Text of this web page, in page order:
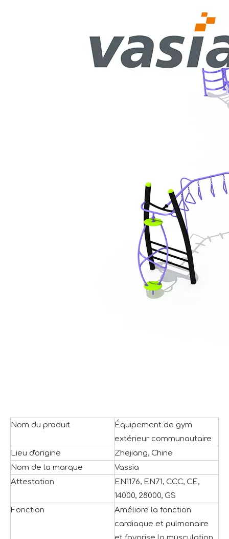
Nom du produit
Équipement de gym
extérieur communautaire
Lieu d'origine
Zhejiang, Chine
Nom de la marque
Vassia
Attestation
EN1176, EN71, CCC, CE,
14000, 28000, GS
Fonction
Améliore la fonction
cardiaque et pulmonaire